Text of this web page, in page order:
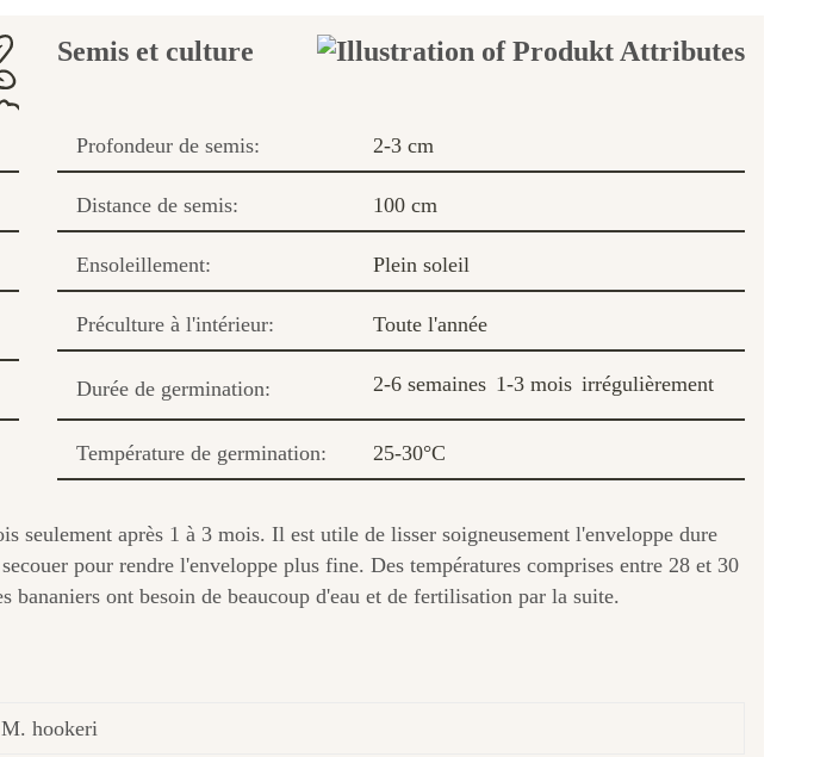
Semis et culture
Profondeur de semis: 2-3 cm
Distance de semis: 100 cm
Ensoleillement: Plein soleil
Préculture à l'intérieur: Toute l'année
Durée de germination: 2-6 semaines 1-3 mois irrégulièrement
Température de germination: 25-30°C
seulement après 1 à 3 mois. Il est utile de lisser soigneusement l'enveloppe dure
pour rendre l'enveloppe plus fine. Des températures comprises entre 28 et 30
ont besoin de beaucoup d'eau et de fertilisation par la suite.
hookeri